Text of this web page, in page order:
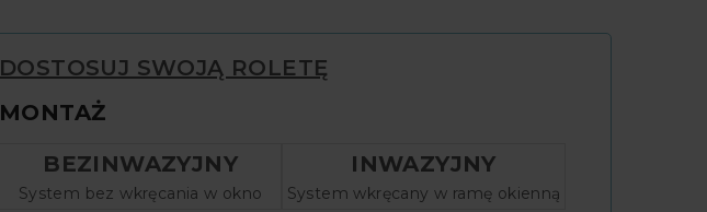
MONTAŻ
BEZINWAZYJNY
INWAZYJNY